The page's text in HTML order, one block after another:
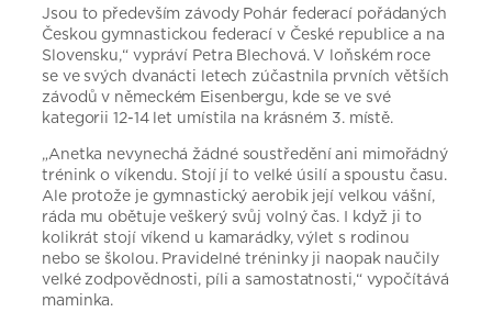
Jsou to především závody Pohár federací pořádaných
Českou gymnastickou federací v České republice a na
Slovensku,“ vypráví Petra Blechová. V loňském roce
se ve svých dvanácti letech zúčastnila prvních větších
závodů v německém Eisenbergu, kde se ve své
kategorii 12-14 let umístila na krásném 3. místě.
„Anetka nevynechá žádné soustředění ani mimořádný
trénink o víkendu. Stojí jí to velké úsilí a spoustu času.
Ale protože je gymnastický aerobik její velkou vášní,
ráda mu obětuje veškerý svůj volný čas. I když ji to
kolikrát stojí víkend u kamarádky, výlet s rodinou
nebo se školou. Pravidelné tréninky ji naopak naučily
velké zodpovědnosti, píli a samostatnosti,“ vypočítává
maminka.